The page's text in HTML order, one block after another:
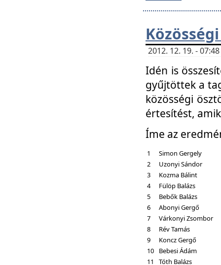
2012. 12. 19. -
Idén is
gyűjtöttek a
közösségi
értesítést,
Íme az
1
Simon Gergely
2
Uzonyi Sándor
3
Kozma Bálint
4
Fülöp Balázs
5
Bebők Balázs
6
Abonyi Gergő
7
Várkonyi Zsombor
8
Rév Tamás
9
Koncz Gergő
10
Bebesi Ádám
11
Tóth Balázs